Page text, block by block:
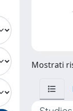
Mostrati